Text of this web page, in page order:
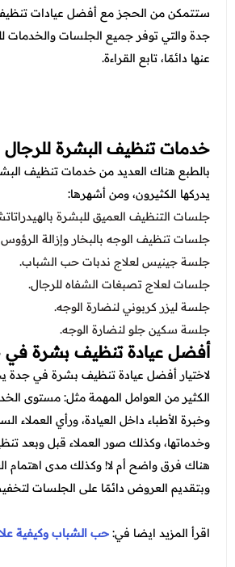
عروض قسم الطوارئ
عروض المختبر
عروض الاشعة
عروض الانف والاذن والحنجرة
عروض العلاج الطبيعي
ستتمكن من الحجز مع أفضل عيادات تنظيف
جدة والتي توفر جميع الجلسات والخدمات
عنها دائمًا، تابع القراءة.
خدمات تنظيف البشرة للرجال
بالطبع هناك العديد من خدمات تنظيف
يدركها الكثيرون، ومن أشهرها:
جلسات التنظيف العميق للبشرة
جلسات تنظيف الوجه بالبخار وإزالة الرؤوس
جلسة جينيس لعلاج ندبات حب الشباب.
جلسات لعلاج تصبغات الشفاه للرجال.
جلسة ليزر كربوني لنضارة الوجه.
جلسة سكين جلو لنضارة الوجه.
أفضل عيادة تنظيف بشرة في
لاختيار أفضل عيادة تنظيف بشرة في جدة
الكثير من العوامل المهمة مثل: مستوى
وخبرة الأطباء داخل العيادة، ورأي العملاء
وخدماتها، وكذلك صور العملاء قبل وبعد
هناك فرق واضح أم لا! وكذلك مدى اهتمام
وبتقديم العروض دائمًا على الجلسات
اقرأ المزيد ايضا في:حب الشباب وكيفية